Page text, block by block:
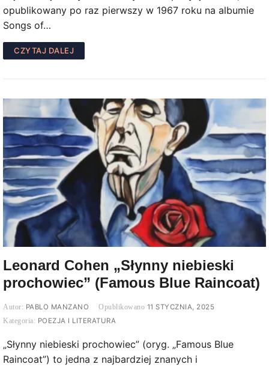
opublikowany po raz pierwszy w 1967 roku na albumie
Songs of…
CZYTAJ DALEJ
Leonard Cohen „Słynny niebieski
prochowiec” (Famous Blue Raincoat)
PABLO MANZANO
11 STYCZNIA, 2025
POEZJA I LITERATURA
„Słynny niebieski prochowiec” (oryg. „Famous Blue
Raincoat”) to jedna z najbardziej znanych i